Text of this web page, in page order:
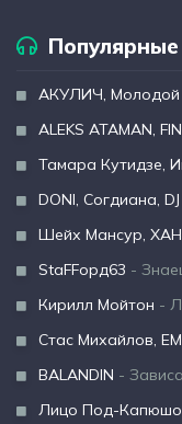
Популярные
АКУЛИЧ, Молодой
ALEKS ATAMAN,
Тамара Кутидзе,
DONI, Согдиана,
Шейх Мансур, ХАН
StaFFорд63 -
Кирилл Мойтон -
Стас Михайлов,
BALANDIN -
Лицо Под-